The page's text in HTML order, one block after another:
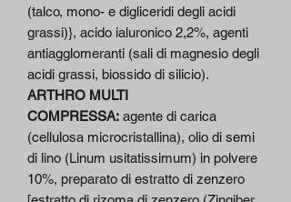
(talco, mono- e digliceridi degli acidi
grassi)}, acido ialuronico 2,2%, agenti
antiagglomeranti (sali di magnesio degli
acidi grassi, biossido di silicio).
ARTHRO MULTI
COMPRESSA: agente di carica
(cellulosa microcristallina), olio di semi
di lino (Linum usitatissimum) in polvere
10%, preparato di estratto di zenzero